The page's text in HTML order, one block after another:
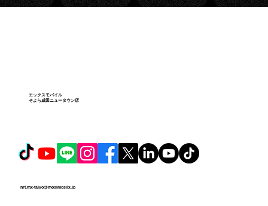
エックスモバイル
そよら成田ニュータウン店
nrt.mx-taiyo@mosimosiix.jp